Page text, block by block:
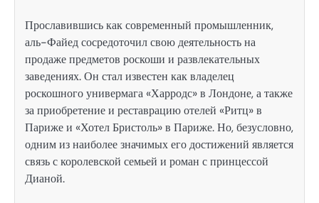
Прославившись как современный промышленник,
аль-Файед сосредоточил свою деятельность на
продаже предметов роскоши и развлекательных
заведениях. Он стал известен как владелец
роскошного универмага «Харродс» в Лондоне, а также
за приобретение и реставрацию отелей «Ритц» в
Париже и «Хотел Бристоль» в Париже. Но, безусловно,
одним из наиболее значимых его достижений является
связь с королевской семьей и роман с принцессой
Дианой.